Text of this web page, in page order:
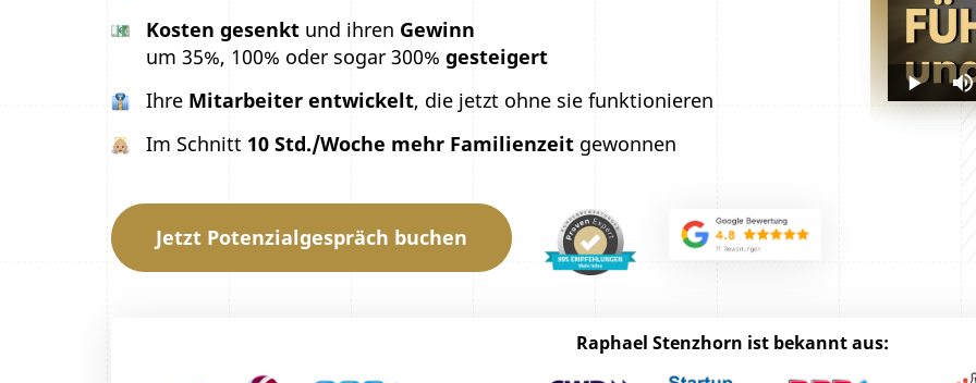
Kosten gesenkt und ihren Gewinn
um 35%, 100% oder sogar 300% gesteigert
Ihre Mitarbeiter entwickelt, die jetzt ohne sie funktionieren
Im Schnitt 10 Std./Woche mehr Familienzeit gewonnen
Jetzt Potenzialgespräch buchen
Play
Raphael Stenzhorn ist bekannt aus: